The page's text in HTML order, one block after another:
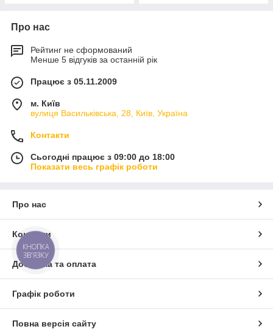
Про нас
Рейтинг не сформований
Менше 5 відгуків за останній рік
Працює з 05.11.2009
м. Київ
вулиця Васильківська, 28, Київ, Україна
Контакти
Сьогодні працює з 09:00 до 18:00
Показати весь графік роботи
Про нас
Контакти
Доставка та оплата
Графік роботи
Повна версія сайту
КНОПКА
ЗВ'ЯЗКУ